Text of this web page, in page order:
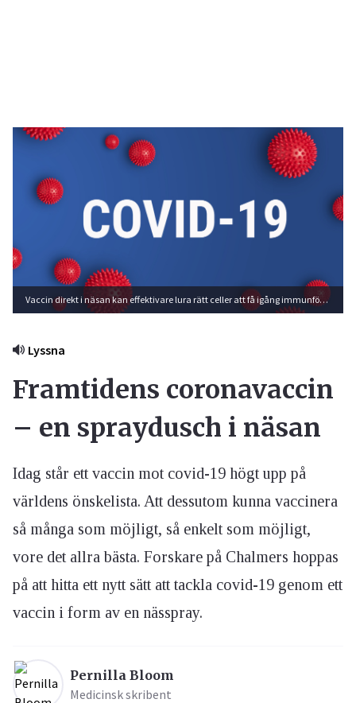
Vaccin direkt i näsan kan effektivare lura rätt celler att få igång immunförsvaret. Foto: Shutterstock
Lyssna
Framtidens coronavaccin
– en spraydusch i näsan
Idag står ett vaccin mot covid-19 högt upp på
världens önskelista. Att dessutom kunna vaccinera
så många som möjligt, så enkelt som möjligt,
vore det allra bästa. Forskare på Chalmers hoppas
på att hitta ett nytt sätt att tackla covid-19 genom ett
vaccin i form av en nässpray.
Pernilla Bloom
Medicinsk skribent